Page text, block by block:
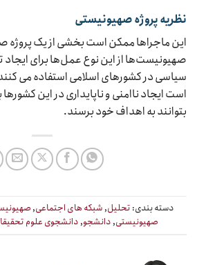
نظریه پروژه صهیونیستی
این ماجراها ممکن است بخشی از یک پروژه
صهیونیست‌ها از این نوع عمل‌ها برای
سیاسی در کشورهای اسلامی استفاده می
است ایجاد ناامنی و ناپایداری در این
بتوانند به اهداف خود برسند.
دسته بندی: تحلیل,شبکه های اجتماعی,
صهیونیستی,دانشجو,دانشجوی علوم